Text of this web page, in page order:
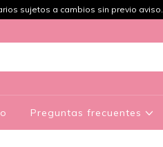
sujetos a cambios sin previo aviso.
Preguntas frecuentes